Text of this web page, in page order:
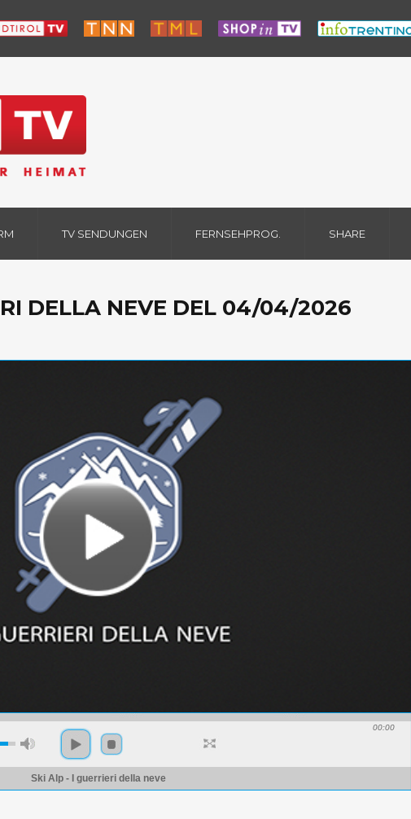
TV SENDUNGEN FERNSEHPROG. SHARE
DELLA NEVE DEL 04/04/2026
00:00
Ski Alp - I guerrieri della neve